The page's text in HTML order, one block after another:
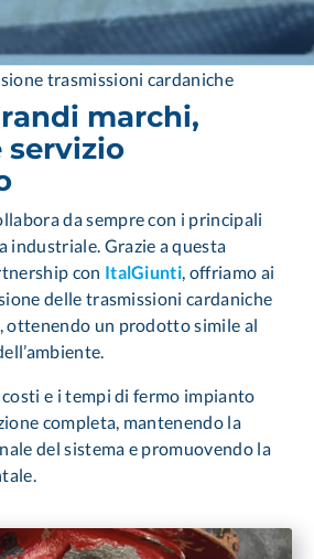
​trasmissioni ​cardaniche
​marchi,
​servizio
da sempre con i principali
industriale. Grazie a questa
con ItalGiunti, offriamo ai
delle ​trasmissioni cardaniche
ottenendo un ​prodotto simile al
e i tempi di fermo impianto
completa, mantenendo la
del ​sistema e promuovendo la